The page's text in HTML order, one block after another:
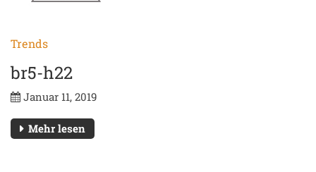
Trends
br5-h22
Januar 11, 2019
Mehr lesen